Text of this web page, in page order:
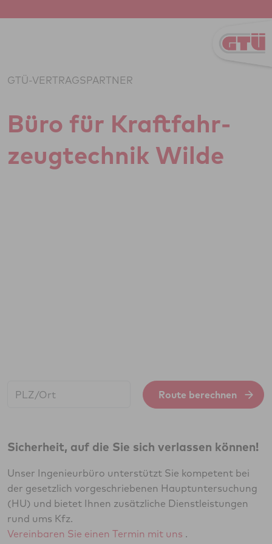
GTÜ-VERTRAGSPARTNER
Büro für Kraft­fahr­
zeug­tech­nik Wilde
Route berechnen
Sicherheit, auf die Sie sich verlassen können!
Unser Ingenieurbüro unterstützt Sie kompetent bei
der gesetzlich vorgeschriebenen Hauptuntersuchung
(HU) und bietet Ihnen zusätzliche Dienstleistungen
rund ums Kfz.
Vereinbaren Sie einen Termin mit uns .